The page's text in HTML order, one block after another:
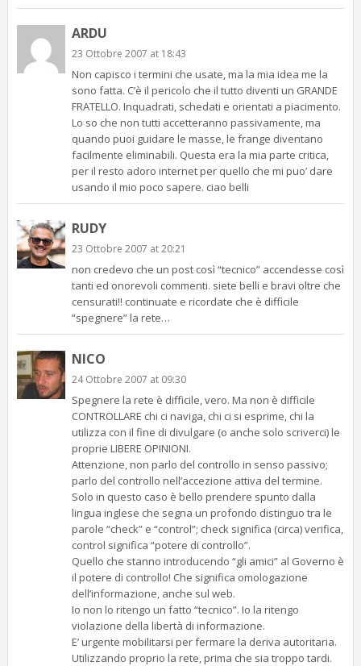
ARDU
23 Ottobre 2007 at 18:43
Non capisco i termini che usate, ma la mia idea me la
sono fatta. C’è il pericolo che il tutto diventi un GRANDE
FRATELLO. Inquadrati, schedati e orientati a piacimento.
Lo so che non tutti accetteranno passivamente, ma
quando puoi guidare le masse, le frange diventano
facilmente eliminabili. Questa era la mia parte critica,
per il resto adoro internet per quello che mi puo’ dare
usando il mio poco sapere. ciao belli
RUDY
23 Ottobre 2007 at 20:21
non credevo che un post così “tecnico” accendesse così
tanti ed onorevoli commenti. siete belli e bravi oltre che
censurati!! continuate e ricordate che è difficile
“spegnere” la rete…
NICO
24 Ottobre 2007 at 09:30
Spegnere la rete è difficile, vero. Ma non è difficile
CONTROLLARE chi ci naviga, chi ci si esprime, chi la
utilizza con il fine di divulgare (o anche solo scriverci) le
proprie LIBERE OPINIONI.
Attenzione, non parlo del controllo in senso passivo;
parlo del controllo nell’accezione attiva del termine.
Solo in questo caso è bello prendere spunto dalla
lingua inglese che segna un profondo distinguo tra le
parole “check” e “control”; check significa (circa) verifica,
control significa “potere di controllo”.
Quello che stanno introducendo “gli amici” al Governo è
il potere di controllo! Che significa omologazione
dell’informazione, anche sul web.
Io non lo ritengo un fatto “tecnico”. Io la ritengo
violazione della libertà di informazione.
E’ urgente mobilitarsi per fermare la deriva autoritaria.
Utilizzando proprio la rete, prima che sia troppo tardi.